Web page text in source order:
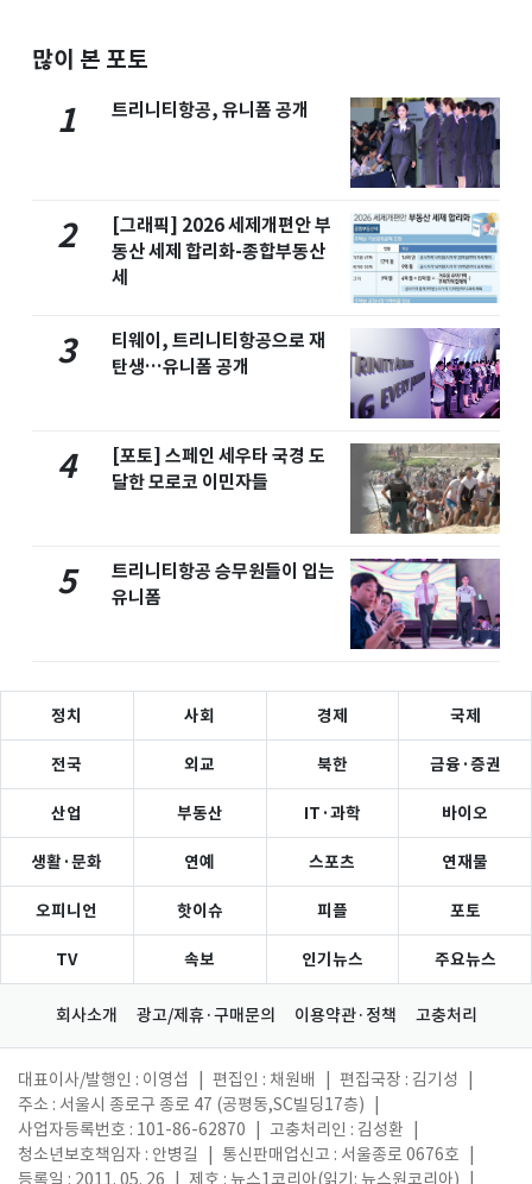
많이 본 포토
1 트리니티항공, 유니폼 공개
2
[그래픽] 2026 세제개편안 부
동산 세제 합리화-종합부동산
세
3
티웨이, 트리니티항공으로 재
탄생…유니폼 공개
4
[포토] 스페인 세우타 국경 도
달한 모로코 이민자들
5
트리니티항공 승무원들이 입는
유니폼
정치 사회 경제 국제
전국 외교 북한 금융·증권
산업 부동산 IT·과학 바이오
생활·문화 연예 스포츠 연재물
오피니언 핫이슈 피플 포토
TV 속보 인기뉴스 주요뉴스
회사소개 광고/제휴·구매문의 이용약관·정책 고충처리
대표이사/발행인 : 이영섭 편집인 : 채원배 편집국장 : 김기성
주소 : 서울시 종로구 종로 47 (공평동,SC빌딩17층)
사업자등록번호 : 101-86-62870
고충처리인 : 김성환
청소년보호책임자 : 안병길
통신판매업신고 : 서울종로 0676호
등록일 : 2011. 05. 26
제호 : 뉴스1코리아(읽기: 뉴스원코리아)